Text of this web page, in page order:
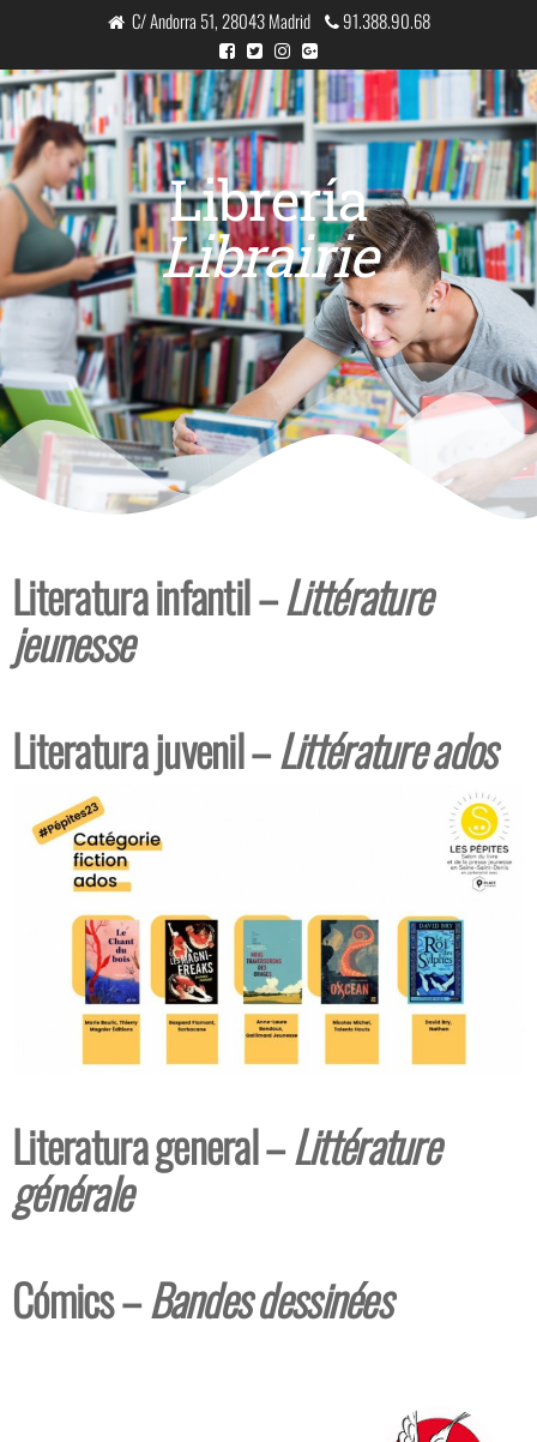
C/ Andorra 51, 28043 Madrid 91.388.90.68
Librería
Librairie
Literatura infantil –Littérature
jeunesse
Literatura juvenil –Littérature ados
Literatura general –Littérature
générale
Cómics –Bandes dessinées